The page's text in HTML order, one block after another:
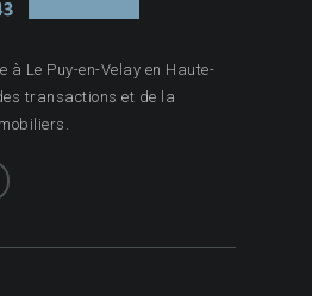
à Le Puy-en-Velay en Haute-
transactions et de la